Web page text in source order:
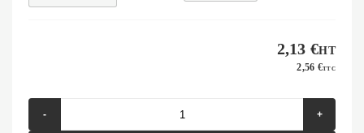
2,13 €HT
2,56 €TTC
- +